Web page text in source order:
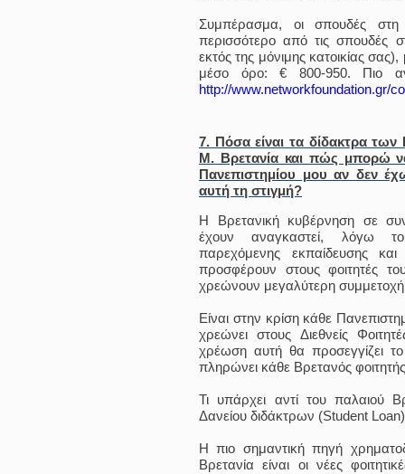
Συμπέρασμα, οι σπουδές στη
περισσότερο από τις σπουδές
εκτός της μόνιμης κατοικίας
μέσο όρο: € 800-950. Πιο
http://www.networkfoundation.gr/
7. Πόσα είναι τα δίδακτρα
Μ. Βρετανία και πώς μπορώ
Πανεπιστημίου μου αν δεν
αυτή τη στιγμή?
Η Βρετανική κυβέρνηση σε
έχουν αναγκαστεί, λόγω
παρεχόμενης εκπαίδευσης
προσφέρουν στους φοιτητές
χρεώνουν μεγαλύτερη συμμετοχή
Είναι στην κρίση κάθε
χρεώνει στους Διεθνείς
χρέωση αυτή θα προσεγγίζει
πληρώνει κάθε Βρετανός
Τι υπάρχει αντί του παλαιού
Δανείου διδάκτρων (Student
Η πιο σημαντική πηγή
Βρετανία είναι οι νέες